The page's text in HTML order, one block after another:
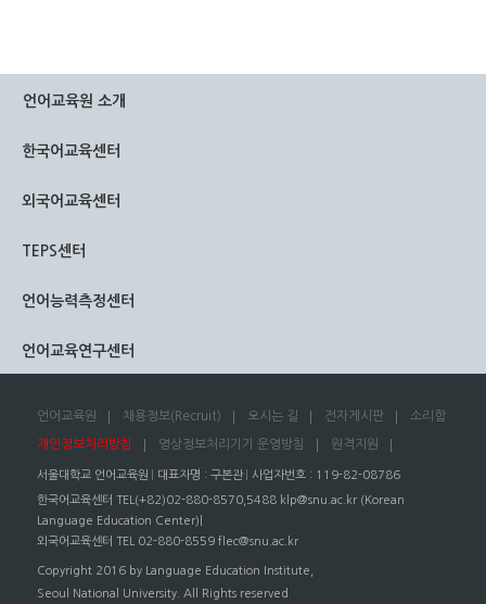
언어교육원 소개
한국어교육센터
외국어교육센터
TEPS센터
언어능력측정센터
언어교육연구센터
언어교육원 채용정보(Recruit) 오시는 길 전자게시판 소리함
개인정보처리방침 영상정보처리기기 운영방침 원격지원
서울대학교 언어교육원 대표자명 : 구본관 사업자번호 : 119-82-08786
한국어교육센터 TEL(+82)02-880-8570,5488 klp@snu.ac.kr (Korean
Language Education Center)|
외국어교육센터 TEL 02-880-8559 flec@snu.ac.kr
Copyright 2016 by Language Education Institute,
Seoul National University. All Rights reserved